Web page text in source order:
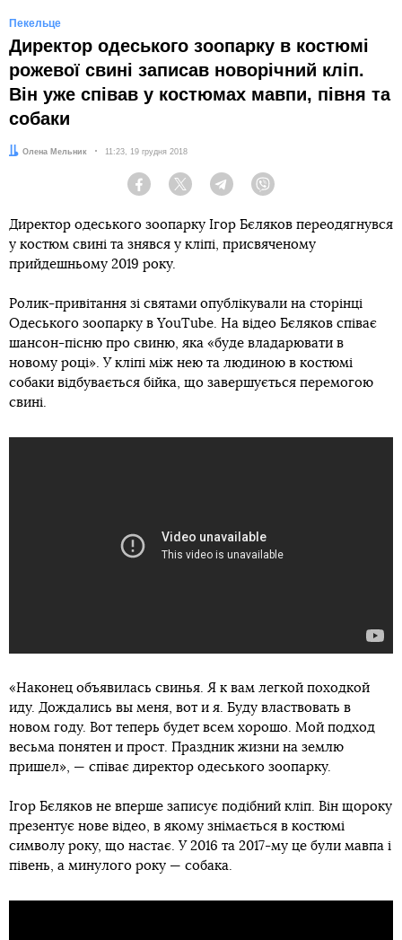
Пекельце
Директор одеського зоопарку в костюмі
рожевої свині записав новорічний кліп.
Він уже співав у костюмах мавпи, півня та
собаки
Автор:
Олена Мельник Дата:
11:23, 19 грудня 2018
Facebook Twitter Telegram
Директор одеського зоопарку Ігор Бєляков переодягнувся
у костюм свині та знявся у кліпі, присвяченому
прийдешньому 2019 року.
Ролик-привітання зі святами опублікували на сторінці
Одеського зоопарку в YouTube. На відео Бєляков співає
шансон-пісню про свиню, яка «буде владарювати в
новому році». У кліпі між нею та людиною в костюмі
собаки відбувається бійка, що завершується перемогою
свині.
«Наконец объявилась свинья. Я к вам легкой походкой
иду. Дождались вы меня, вот и я. Буду властвовать в
новом году. Вот теперь будет всем хорошо. Мой подход
весьма понятен и прост. Праздник жизни на землю
пришел», — співає директор одеського зоопарку.
Ігор Бєляков не вперше записує подібний кліп. Він щороку
презентує нове відео, в якому знімається в костюмі
символу року, що настає. У 2016 та 2017-му це були мавпа і
півень, а минулого року — собака.